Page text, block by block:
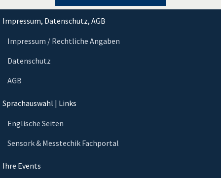
Impressum, Datenschutz, AGB
Impressum / Rechtliche Angaben
Datenschutz
AGB
Sprachauswahl | Links
Englische Seiten
Sensork & Messtechik Fachportal
Ihre Events